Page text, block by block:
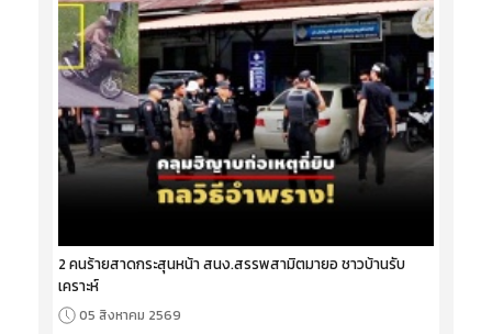
2 คนร้ายสาดกระสุนหน้า สนง.สรรพสามิตมายอ ชาวบ้านรับ
เคราะห์
05 สิงหาคม 2569